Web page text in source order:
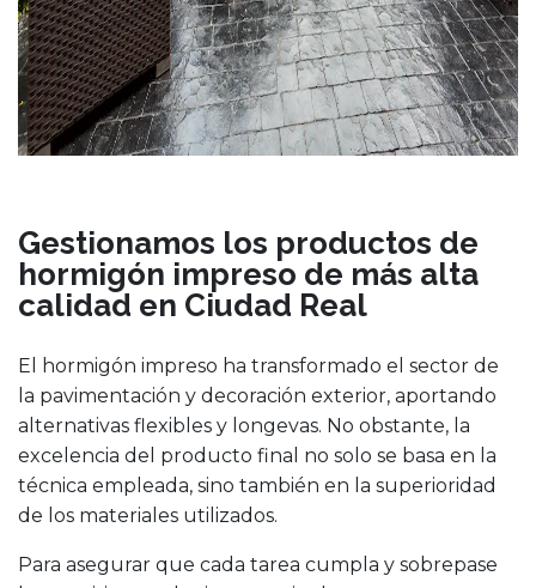
Gestionamos los productos de
hormigón impreso de más alta
calidad en Ciudad Real
El hormigón impreso ha transformado el sector de
la pavimentación y decoración exterior, aportando
alternativas flexibles y longevas. No obstante, la
excelencia del producto final no solo se basa en la
técnica empleada, sino también en la superioridad
de los materiales utilizados.
Para asegurar que cada tarea cumpla y sobrepase